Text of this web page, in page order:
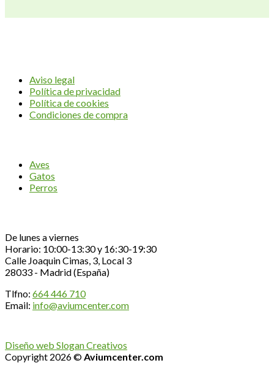
Aviso legal
Política de privacidad
Política de cookies
Condiciones de compra
Aves
Gatos
Perros
De lunes a viernes
Horario: 10:00-13:30 y 16:30-19:30
Calle Joaquin Cimas, 3, Local 3
28033 - Madrid (España)
Tlfno: 664 446 710
Email: info@aviumcenter.com
Diseño web Slogan Creativos
Copyright 2026 © Aviumcenter.com